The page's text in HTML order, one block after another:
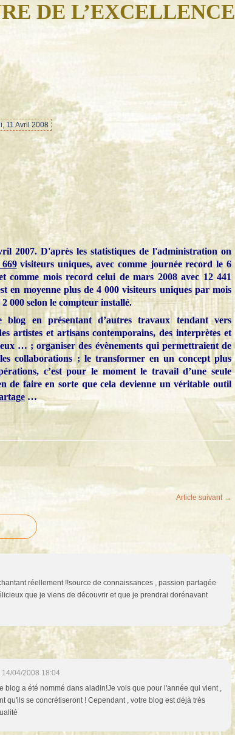
DE L’EXCELLENCE
…
11 Avril 2008
2007. D'après les statistiques de l'administration on
visiteurs uniques, avec comme journée record le 6
comme mois record celui de mars 2008 avec 12 441
en moyenne plus de 4 000 visiteurs uniques par mois
000 selon le compteur installé.
blog en présentant d’autres travaux tendant vers
artistes et artisans contemporains, des interprètes et
… ; organiser des évènements qui permettraient de
collaborations ; le transformer en un concept plus
c’est pour le moment le travail d’une seule
de faire en sorte que cela devienne un véritable outil
…
Article suivant →
réellement !!source de connaissances , passion partagée
que je viens de découvrir et que je prendrai dorénavant
14/04/2008 18:04
blog a été nommé dans aladin!Je vois que pour l'année qui vient ,
qu'ils se concrétiseront ! Cependant , votre blog est déjà très